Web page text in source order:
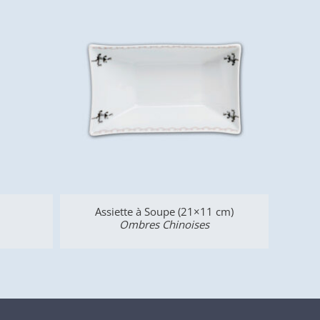
Assiette à Soupe (21×11 cm)
Ombres Chinoises